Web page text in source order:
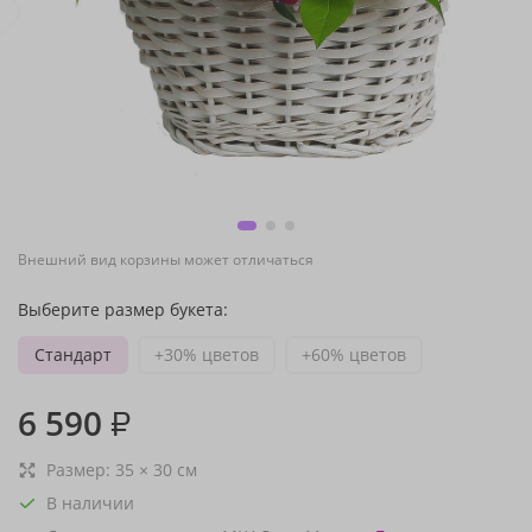
Внешний вид корзины может отличаться
Выберите размер букета:
Стандарт
+30% цветов +60% цветов
6 590 ₽
Размер: 35 × 30 см
В наличии